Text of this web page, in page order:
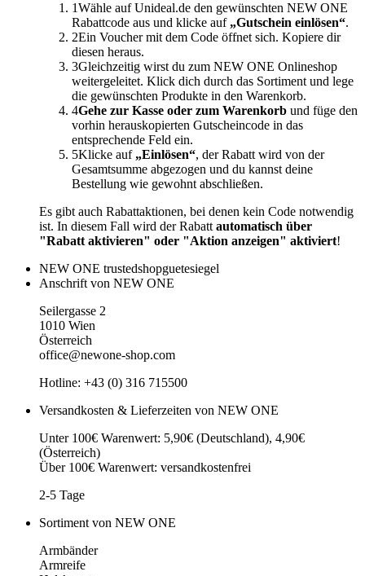
1Wähle auf Unideal.de den gewünschten NEW ONE
Rabattcode aus und klicke auf „Gutschein einlösen“.
2Ein Voucher mit dem Code öffnet sich. Kopiere dir
diesen heraus.
3Gleichzeitig wirst du zum NEW ONE Onlineshop
weitergeleitet. Klick dich durch das Sortiment und lege
die gewünschten Produkte in den Warenkorb.
4Gehe zur Kasse oder zum Warenkorb und füge den
vorhin herauskopierten Gutscheincode in das
entsprechende Feld ein.
5Klicke auf „Einlösen“, der Rabatt wird von der
Gesamtsumme abgezogen und du kannst deine
Bestellung wie gewohnt abschließen.
Es gibt auch Rabattaktionen, bei denen kein Code notwendig
ist. In diesem Fall wird der Rabattautomatisch über
"Rabatt aktivieren" oder "Aktion anzeigen" aktiviert!
NEW ONE trustedshopguetesiegel
Anschrift von NEW ONE
Seilergasse 2
1010 Wien
Österreich
office@newone-shop.com
Hotline: +43 (0) 316 715500
Versandkosten & Lieferzeiten von NEW ONE
Unter 100€ Warenwert: 5,90€ (Deutschland), 4,90€
(Österreich)
Über 100€ Warenwert: versandkostenfrei
2-5 Tage
Sortiment von NEW ONE
Armbänder
Armreife